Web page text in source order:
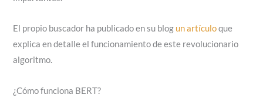
El propio buscador ha publicado en su blog un artículoque
explica en detalle el funcionamiento de este revolucionario
algoritmo.
¿Cómo funciona BERT?